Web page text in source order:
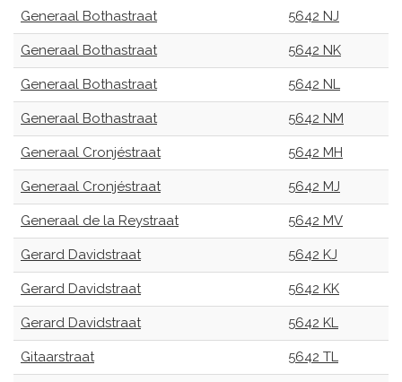
Generaal Bothastraat 5642 NJ
Generaal Bothastraat 5642 NK
Generaal Bothastraat 5642 NL
Generaal Bothastraat 5642 NM
Generaal Cronjéstraat 5642 MH
Generaal Cronjéstraat 5642 MJ
Generaal de la Reystraat 5642 MV
Gerard Davidstraat 5642 KJ
Gerard Davidstraat 5642 KK
Gerard Davidstraat 5642 KL
Gitaarstraat 5642 TL